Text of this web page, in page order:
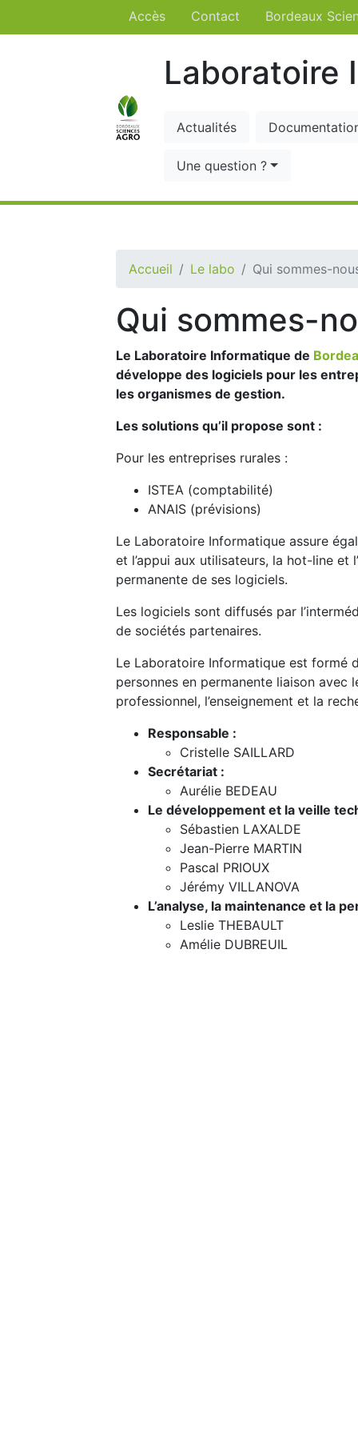
Accès Contact Bordeaux
Laboratoire
Actualités
Une question ?
Accueil Le labo Qui sommes-
Qui sommes-
Le Laboratoire Informatique de
développe des logiciels pour les
les organismes de gestion.
Les solutions qu’il propose sont :
Pour les entreprises rurales :
ISTEA (comptabilité)
ANAIS (prévisions)
Le Laboratoire Informatique assure
et l’appui aux utilisateurs, la hot-line et
permanente de ses logiciels.
Les logiciels sont diffusés par
de sociétés partenaires.
Le Laboratoire Informatique est formé
personnes en permanente liaison avec
professionnel, l’enseignement et la
Responsable :
Cristelle SAILLARD
Secrétariat :
Aurélie BEDEAU
Le développement et la veille
Sébastien LAXALDE
Jean-Pierre MARTIN
Pascal PRIOUX
Jérémy VILLANOVA
L’analyse, la maintenance et la
Leslie THEBAULT
Amélie DUBREUIL